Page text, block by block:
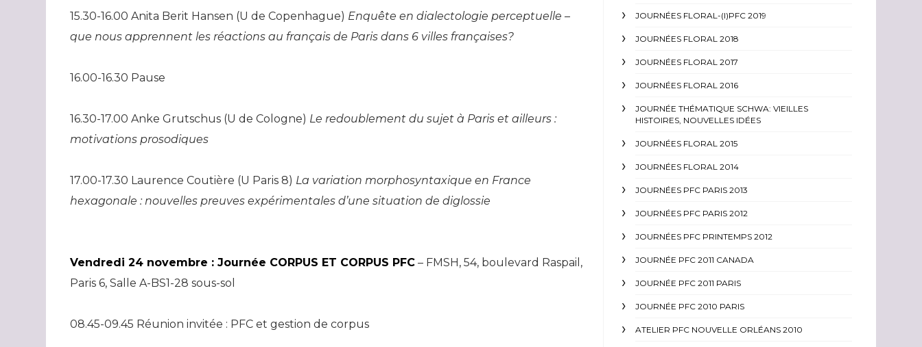
15.30-16.00 Anita Berit Hansen (U de Copenhague) Enquête en dialectologie perceptuelle –
que nous apprennent les réactions au français de Paris dans 6 villes françaises?
16.00-16.30 Pause
16.30-17.00 Anke Grutschus (U de Cologne) Le redoublement du sujet à Paris et ailleurs :
motivations prosodiques
17.00-17.30 Laurence Coutière (U Paris 8) La variation morphosyntaxique en France
hexagonale : nouvelles preuves expérimentales d’une situation de diglossie
Vendredi 24 novembre : Journée CORPUS ET CORPUS PFC – FMSH, 54, boulevard Raspail,
Paris 6, Salle A-BS1-28 sous-sol
08.45-09.45 Réunion invitée : PFC et gestion de corpus
JOURNÉES FLORAL-(I)PFC 2019
JOURNÉES FLORAL 2018
JOURNÉES FLORAL 2017
JOURNÉES FLORAL 2016
JOURNÉE THÉMATIQUE SCHWA: VIEILLES
HISTOIRES, NOUVELLES IDÉES
JOURNÉES FLORAL 2015
JOURNÉES FLORAL 2014
JOURNÉES PFC PARIS 2013
JOURNÉES PFC PARIS 2012
JOURNÉES PFC PRINTEMPS 2012
JOURNÉE PFC 2011 CANADA
JOURNÉE PFC 2011 PARIS
JOURNÉE PFC 2010 PARIS
ATELIER PFC NOUVELLE ORLÉANS 2010